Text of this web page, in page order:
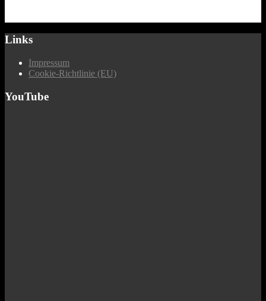
Links
Impressum
Cookie-Richtlinie (EU)
YouTube